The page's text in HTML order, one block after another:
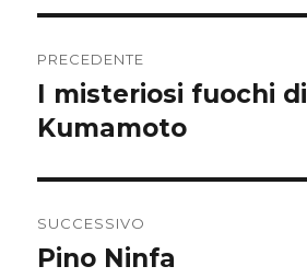
articoli
PRECEDENTE
Articolo
precedente:
I misteriosi fuochi di
Kumamoto
SUCCESSIVO
Articolo
Pino Ninfa